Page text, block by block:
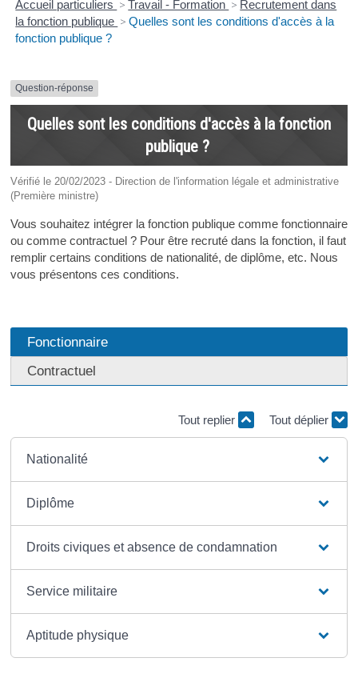
Accueil particuliers > Travail - Formation > Recrutement dans
la fonction publique > Quelles sont les conditions d'accès à la
fonction publique ?
Question-réponse
Quelles sont les conditions d'accès à la fonction
publique ?
Vérifié le 20/02/2023 - Direction de l'information légale et administrative
(Première ministre)
Vous souhaitez intégrer la fonction publique comme fonctionnaire
ou comme contractuel ? Pour être recruté dans la fonction, il faut
remplir certains conditions de nationalité, de diplôme, etc. Nous
vous présentons ces conditions.
Fonctionnaire
Contractuel
Tout replier Tout déplier
Nationalité
Diplôme
Droits civiques et absence de condamnation
Service militaire
Aptitude physique